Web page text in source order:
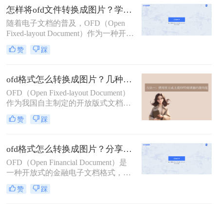
JPEG或PNG。那么OFD怎么转图片
呢？本文将介绍两种常用的OFD转图
片的方法。
怎样将ofd文件转换成图片？学会二招轻松转换！
随着电子文档的普及，OFD（Open
Fixed-layout Document）作为一种开放
式的固定版式文档格式，在中国被广
泛应用于电子发票、公文等领域。然
档，有时需要将其转换为图片格式。
那么怎样将ofd文件转换成图片呢？本
文将介绍两种常见的OFD转图片的方
法，帮助用户根据自身需求选择最适
合的方式。
赞 踩
ofd格式怎么转换成图片？几种实用方法详解！
OFD（Open Fixed-layout Document）
作为我国自主制定的开放版式文档标
准，正日益广泛应用于电子发票、电
子公文、电子档案等领域。其优异的
然而，在日常办公或资料流转中，我
们常常会遇到一个现实需求：ofd格式
怎么转换成图片？无论是为了快速展
示发票内容，还是将公文页面嵌入报
告，将OFD转换为图片都是一种高效
便捷的解决方案。
赞 踩
ofd格式怎么转换成图片？分享三种实用转换方法！
OFD（Open Financial Document）是
一种开放式的金融电子文档格式，通
常用于电子发票等金融文件。将OFD
文件转换为图片格式（如JPG、PNG
赞 踩